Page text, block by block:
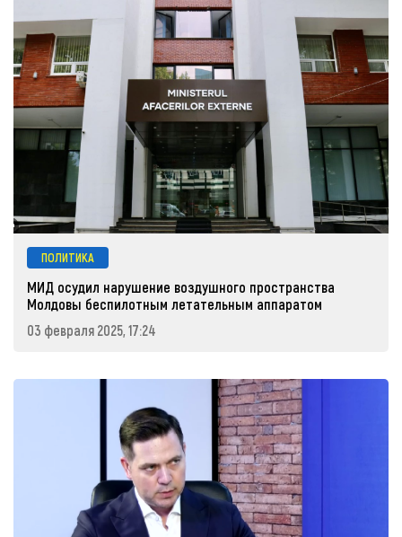
ПОЛИТИКА
МИД осудил нарушение воздушного пространства
Молдовы беспилотным летательным аппаратом
03 февраля 2025, 17:24